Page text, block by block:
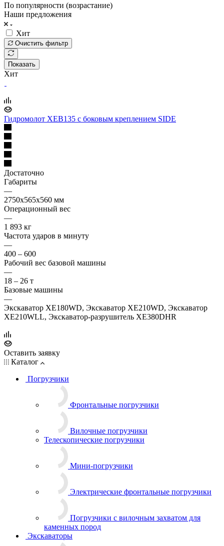
По популярности (возрастание)
Наши предложения
Хит
Очистить фильтр
Показать
Хит
Гидромолот XEB135 с боковым креплением SIDE
Достаточно
Габариты
—
2750х565х560 мм
Операционный вес
—
1 893 кг
Частота ударов в минуту
—
400 – 600
Рабочий вес базовой машины
—
18 – 26 т
Базовые машины
—
Экскаватор XE180WD, Экскаватор XE210WD, Экскаватор
XE210WLL, Экскаватор-разрушитель XE380DHR
Оставить заявку
Каталог
Погрузчики
Фронтальные погрузчики
Вилочные погрузчики
Телескопические погрузчики
Мини-погрузчики
Электрические фронтальные погрузчики
Погрузчики с вилочным захватом для
каменных пород
Экскаваторы